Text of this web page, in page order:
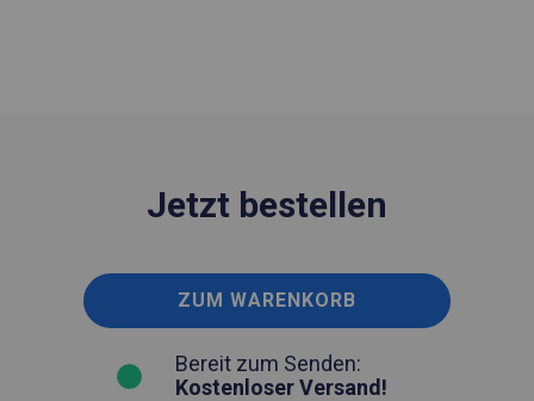
Jetzt bestellen
ZUM WARENKORB
Bereit zum Senden:
Kostenloser Versand!